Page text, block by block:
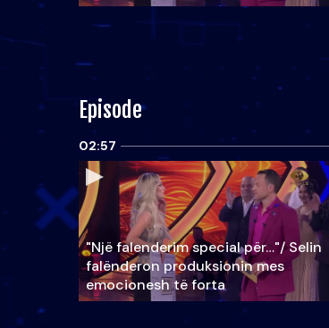
Episode
02:57
"Një falenderim special për…"/ Selin
falënderon produksionin mes
emocionesh të forta